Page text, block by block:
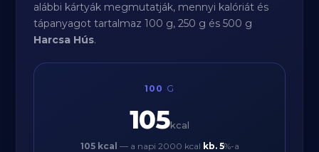
alábbi kártyák megmutatják, mennyi kalóriát és
tápanyagot tartalmaz 100 g, 250 g és 500 g
Harcsa Hús.
100 G
105kcal
105 kcal — a napi 2000 kcal kb. 5%-a